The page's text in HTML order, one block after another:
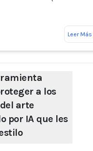
Leer Más
a los
arte
por IA que les